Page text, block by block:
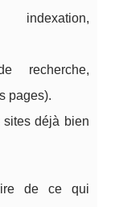
recherche,
pages).
sites déjà bien
de ce qui